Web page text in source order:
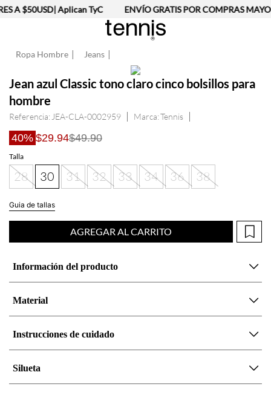
A $50USD| Aplican TyC ENVÍO GRATIS POR COMPRAS
Ropa Hombre Jeans
Jean azul Classic tono claro cinco bolsillos para
hombre
Referencia: JEA-CLA-0002959 Tennis
40% $29.94$49.90
Talla
28 30 31 32 33 34 36 38
Guia de tallas
AGREGAR AL CARRITO
Información del producto
Material
Instrucciones de cuidado
Silueta